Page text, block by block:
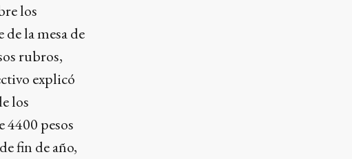
los
la mesa de
rubros,
explicó
los
pesos
fin de año,